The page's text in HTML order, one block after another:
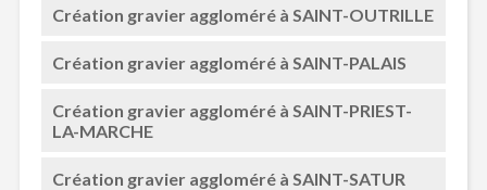
Création gravier aggloméré à SAINT-OUTRILLE
Création gravier aggloméré à SAINT-PALAIS
Création gravier aggloméré à SAINT-PRIEST-
LA-MARCHE
Création gravier aggloméré à SAINT-SATUR